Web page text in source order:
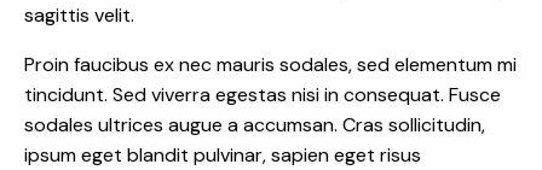
sagittis velit.
Proin faucibus ex nec mauris sodales, sed elementum mi
tincidunt. Sed viverra egestas nisi in consequat. Fusce
sodales ultrices augue a accumsan. Cras sollicitudin,
ipsum eget blandit pulvinar, sapien eget risus